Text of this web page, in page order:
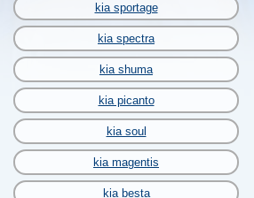
kia sportage
kia spectra
kia shuma
kia picanto
kia soul
kia magentis
kia besta